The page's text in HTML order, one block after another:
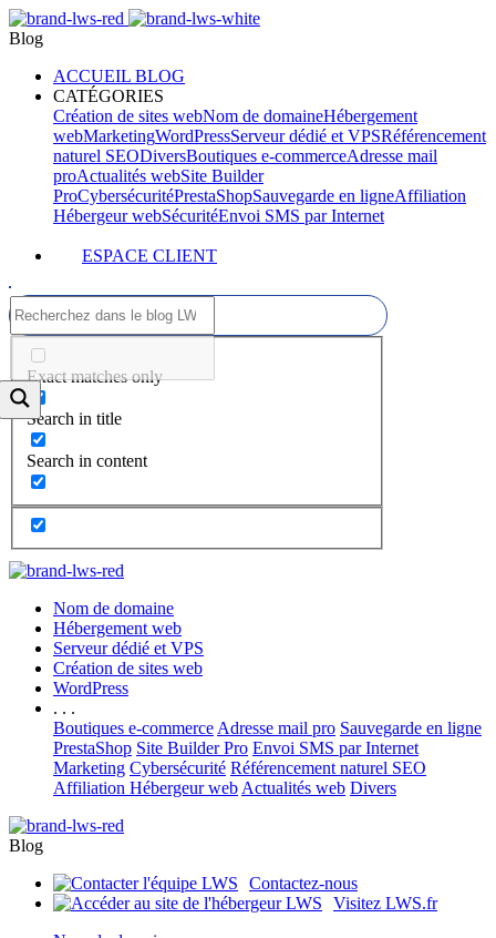
Blog
ACCUEIL BLOG
CATÉGORIES
Création de sites webNom de domaineHébergement
webMarketingWordPressServeur dédié et VPSRéférencement
naturel SEODiversBoutiques e-commerceAdresse mail
proActualités webSite Builder
ProCybersécuritéPrestaShopSauvegarde en ligneAffiliation
Hébergeur webSécuritéEnvoi SMS par Internet
ESPACE CLIENT
Exact matches only
Search in title
Search in content
Nom de domaine
Hébergement web
Serveur dédié et VPS
Création de sites web
WordPress
. . .
Boutiques e-commerce Adresse mail pro Sauvegarde en ligne
PrestaShop Site Builder Pro Envoi SMS par Internet
Marketing Cybersécurité Référencement naturel SEO
Affiliation Hébergeur web Actualités web Divers
Blog
Contactez-nous
Visitez LWS.fr